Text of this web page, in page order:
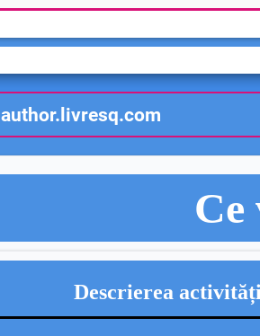
author.livresq.com
Ce
Descrierea